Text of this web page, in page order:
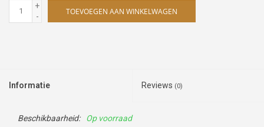
+
-
TOEVOEGEN AAN WINKELWAGEN
Informatie Reviews (0)
Beschikbaarheid: Op voorraad